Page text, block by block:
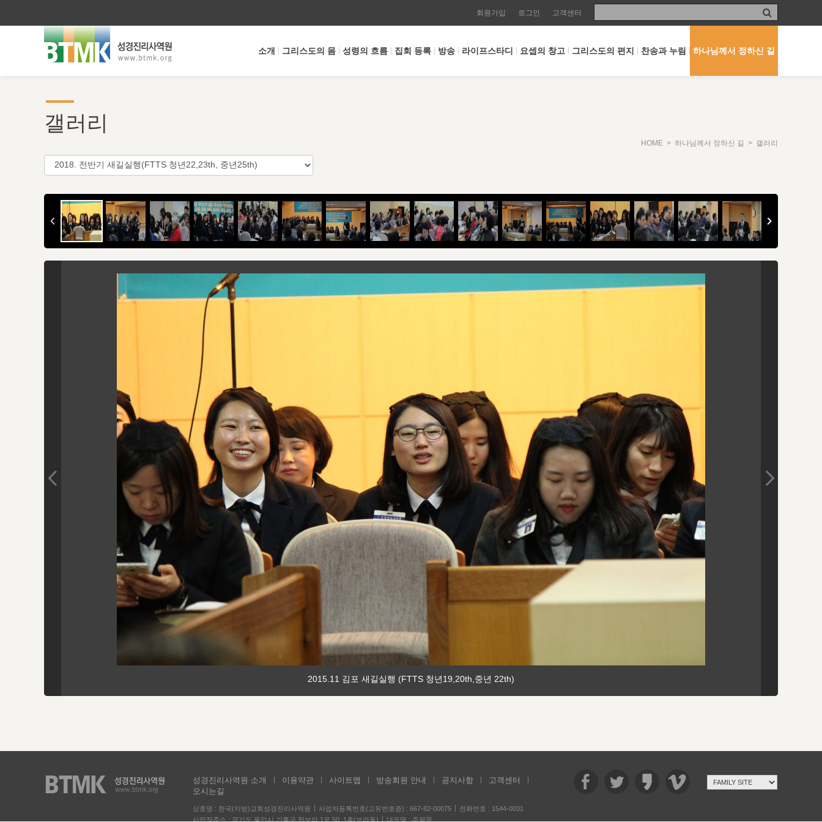
회원가입 로그인 고객센터
소개 그리스도의 몸 성령의 흐름 집회 등록 방송 라이프스타디 요셉의 창고 그리스도의 편지 찬송과 누림 하나님께서 정하신 길
갤러리
HOME > 하나님께서 정하신 길 > 갤러리
2015.11 김포 새길실행 (FTTS 청년19,20th,중년 22th)
성경진리사역원 소개 이용약관 사이트맵 방송회원 안내 공지사항
고객센터
오시는길
상호명 : 한국(지방)교회성경진리사역원 사업자등록번호(고유번호증) : 667-82-00075
전화번호 : 1544-0031
사업장주소 : 경기도 용인시 기흥구 한보라 1로 50, 1층(보라동)
대표명 : 주평문